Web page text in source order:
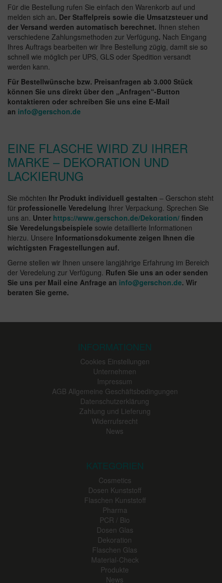
Für die Bestellung rufen Sie einfach den Warenkorb auf und
melden sich an. Der Staffelpreis sowie die Umsatzsteuer und
der Versand werden automatisch berechnet. Ihnen stehen
verschiedene Zahlungsmethoden zur Verfügung. Nach Eingang
Ihres Auftrags bearbeiten wir Ihre Bestellung zügig, damit sie so
schnell wie möglich per UPS, GLS oder Spedition versandt
werden kann.
Für Bestellwünsche bzw. Preisanfragen ab 3.000 Stück
können Sie uns direkt über den „Anfragen“-Button
kontaktieren oder schreiben Sie uns eine E-Mail
an info@gerschon.de
EINE FLASCHE WIRD ZU IHRER
MARKE – DEKORATION UND
LACKIERUNG
Sie möchten Ihr Produkt individuell gestalten – Gerschon steht
für professionelle Veredelung Ihrer Verpackung. Sprechen Sie
uns an. Unter https://www.gerschon.de/Dekoration/ finden
Sie Veredelungsbeispiele sowie detaillierte Informationen
hierzu. Unsere Informationsdokumente zeigen Ihnen die
wichtigsten Fragestellungen auf.
Gerne stellen wir Ihnen unsere langjährige Erfahrung im Bereich
der Veredelung zur Verfügung. Rufen Sie uns an oder senden
Sie uns per Mail eine Anfrage an info@gerschon.de. Wir
beraten Sie gerne.
INFORMATIONEN
Cookies Einstellungen
Unternehmen
Impressum
AGB Allgemeine Geschäftsbedingungen
Datenschutzerklärung
Zahlung und Lieferung
Widerrufsrecht
News
KATEGORIEN
Cosmetics
Dosen Kunststoff
Flaschen Kunststoff
Pharma
PCR / Bio
Dosen Glas
Dekoration
Flaschen Glas
Material-Check
Produkte
News